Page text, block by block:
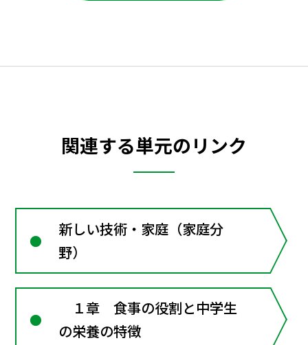
関連する単元のリンク
新しい技術・家庭（家庭分
野）
１章 食事の役割と中学生
の栄養の特徴